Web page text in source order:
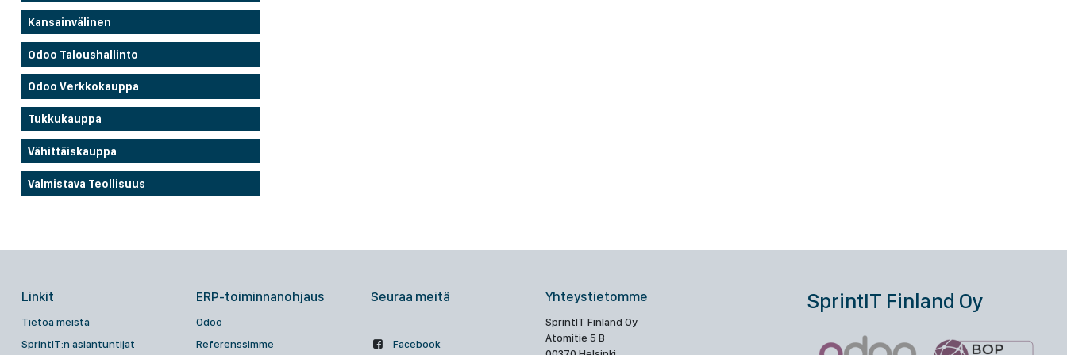
Kansainvälinen
Odoo Taloushallinto
Odoo Verkkokauppa
Tukkukauppa
Vähittäiskauppa
Valmistava Teollisuus
Linkit
Tietoa meistä
SprintIT:n asiantuntijat
ERP-toiminnanohjaus
Odoo
Referenssimme
Seuraa meitä
Facebook
Yhteystietomme
SprintIT Finland Oy
Atomitie 5 B
SprintIT Finland Oy